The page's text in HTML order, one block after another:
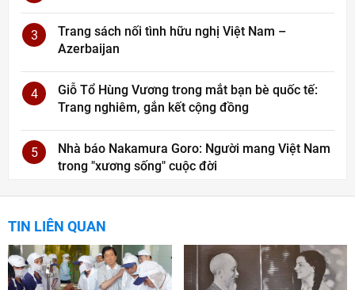
3
Trang sách nối tình hữu nghị Việt Nam –
Azerbaijan
4
Giỗ Tổ Hùng Vương trong mắt bạn bè quốc tế:
Trang nghiêm, gắn kết cộng đồng
5
Nhà báo Nakamura Goro: Người mang Việt Nam
trong "xương sống" cuộc đời
TIN LIÊN QUAN